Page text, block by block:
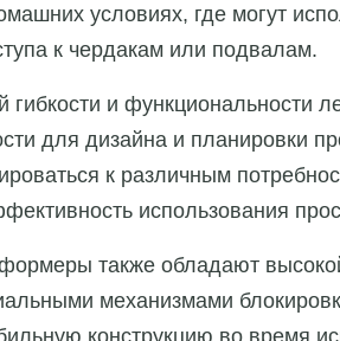
условиях, где могут
к чердакам или подвалам.
гибкости и функциональности
для дизайна и планировки
к различным
использования
также обладают
механизмами
конструкцию во время